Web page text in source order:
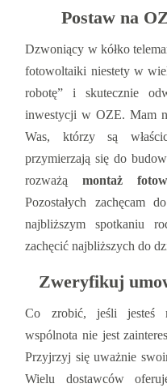
Postaw na
Dzwoniący w kółko
fotowoltaiki niestety w
robotę” i skutecznie
inwestycji w OZE. Mam
Was, którzy są
przymierzają się do
rozważąmontaż
Pozostałych zachęcam
najbliższym spotkaniu
zachęcić najbliższych do
Zweryfikuj
Co zrobić, jeśli jesteś
wspólnota nie jest
Przyjrzyj się uważnie
Wielu dostawców